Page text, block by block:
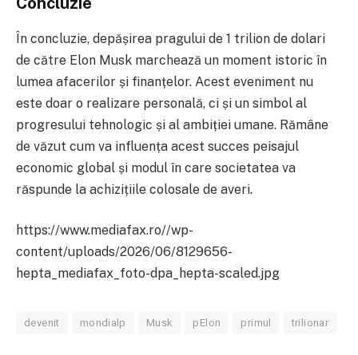
În concluzie, depășirea pragului de 1 trilion de dolari
de către Elon Musk marchează un moment istoric în
lumea afacerilor și finanțelor. Acest eveniment nu
este doar o realizare personală, ci și un simbol al
progresului tehnologic și al ambiției umane. Rămâne
de văzut cum va influența acest succes peisajul
economic global și modul în care societatea va
răspunde la achizițiile colosale de averi.
https://www.mediafax.ro//wp-
content/uploads/2026/06/8129656-
hepta_mediafax_foto-dpa_hepta-scaled.jpg
devenit mondialp Musk pElon primul trilionar